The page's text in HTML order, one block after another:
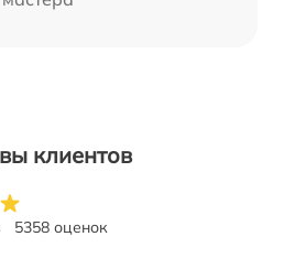
клиентов
5358 оценок